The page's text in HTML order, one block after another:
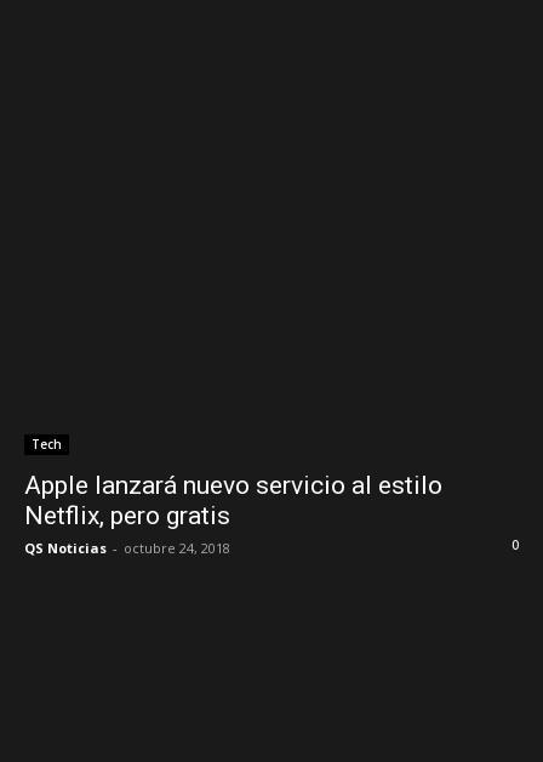
Tech
Apple lanzará nuevo servicio al estilo
Netflix, pero gratis
QS Noticias - octubre 24, 2018 0